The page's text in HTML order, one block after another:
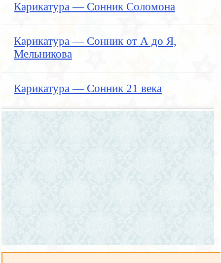
Карикатура — Сонник Соломона
Карикатура — Сонник от А до Я,
Мельникова
Карикатура — Сонник 21 века